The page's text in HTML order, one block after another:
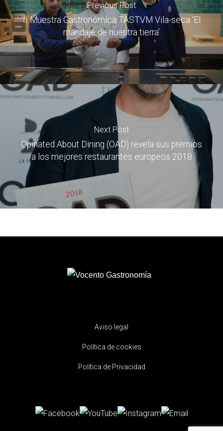
Previous Post
II Muestra Gastronómica TASTVM Vila-seca ‘El
maridaje de nuestra tierra’
Next Post
Opinated About Dining (OAD) revela sus premios
a los mejores restaurantes europeos 2018
Aviso legal
Política de cookies
Política de Privacidad